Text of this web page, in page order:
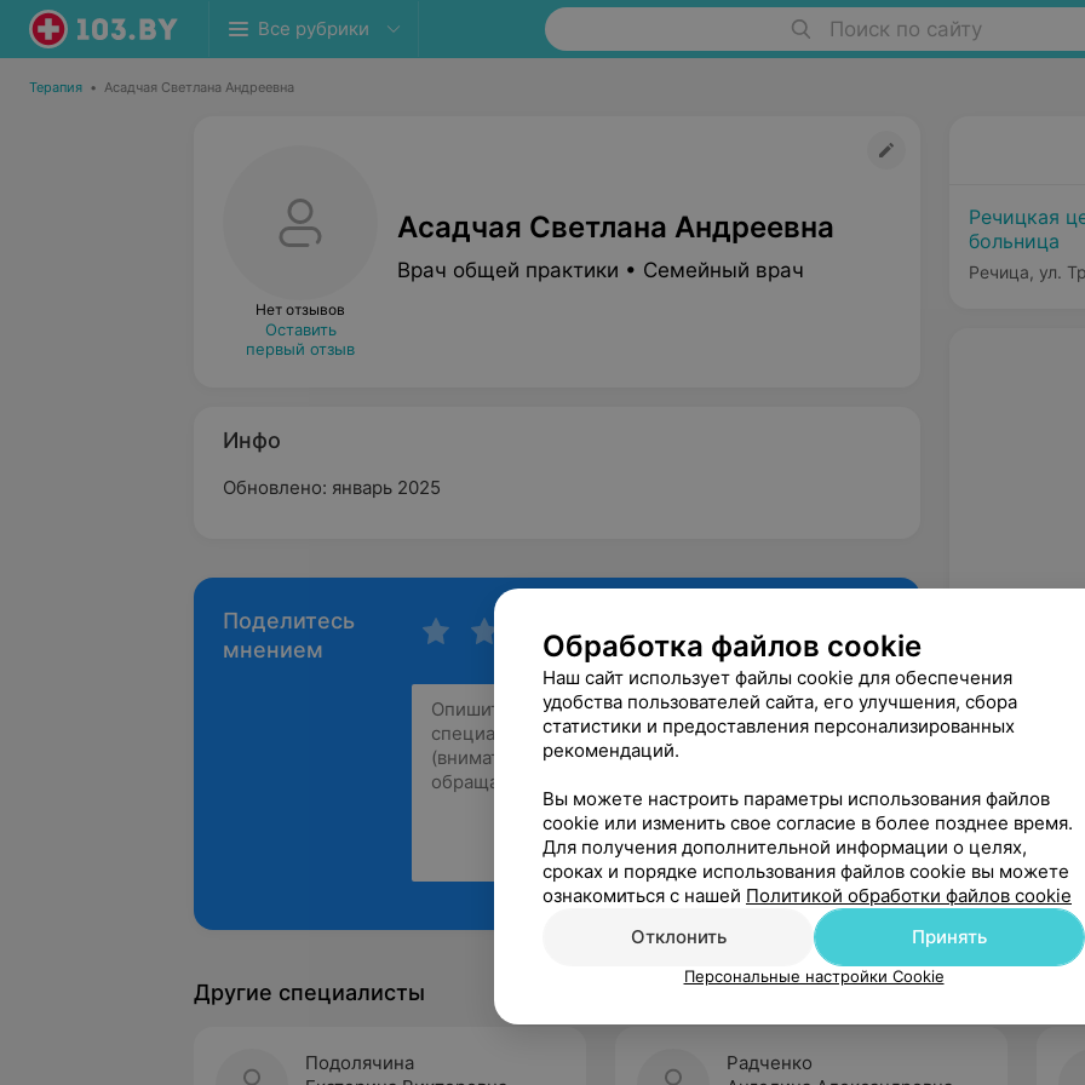
Все рубрики Поиск по сайту
Терапия • Асадчая Светлана Андреевна
Нет отзывов
Оставить
первый отзыв
Асадчая Светлана Андреевна
Врач общей практики • Семейный врач
Инфо
Обновлено: январь 2025
Поделитесь
мнением
Рекомендую
Речицкая
больница
Речица, ул.
Другие специалисты
Подолячина
Радченко
Обработка файлов cookie
Наш сайт использует файлы cookie для обеспечения
удобства пользователей сайта, его улучшения, сбора
статистики и предоставления персонализированных
рекомендаций.
Вы можете настроить параметры использования файлов
cookie или изменить свое согласие в более позднее время.
Для получения дополнительной информации о целях,
сроках и порядке использования файлов cookie вы можете
ознакомиться с нашей Политикой обработки файлов cookie
Отклонить
Принять
Персональные настройки Cookie